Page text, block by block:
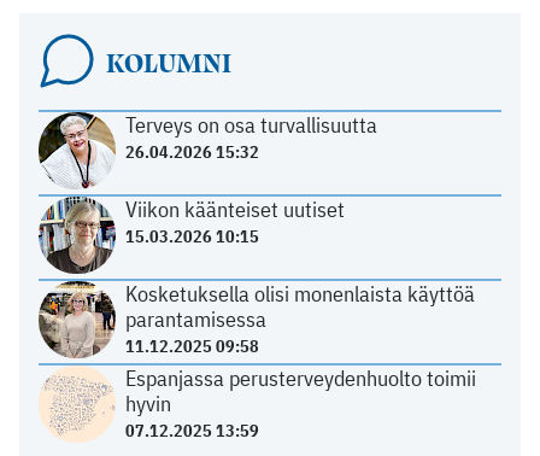
KOLUMNI
Terveys on osa turvallisuutta
26.04.2026 15:32
Viikon käänteiset uutiset
15.03.2026 10:15
Kosketuksella olisi monenlaista käyttöä
parantamisessa
11.12.2025 09:58
Espanjassa perusterveydenhuolto toimii
hyvin
07.12.2025 13:59